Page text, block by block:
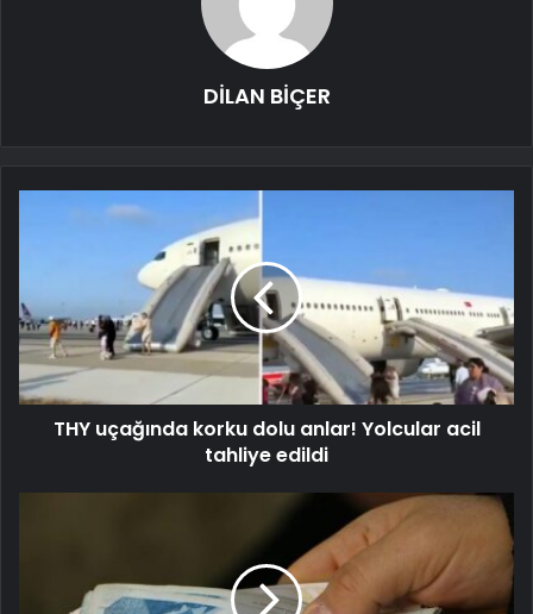
DİLAN BİÇER
THY uçağında korku dolu anlar! Yolcular acil
tahliye edildi